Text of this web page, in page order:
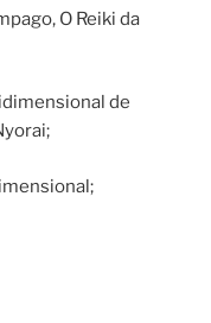
O Reiki da
de